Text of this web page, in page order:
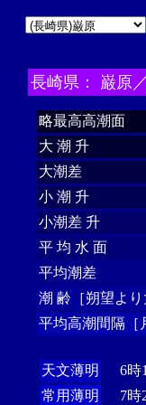
長崎県： 巌原
略最高高潮面
大 潮 升
大潮差
小 潮 升
小潮差 升
平 均 水 面
平均潮差
潮 齢［朔望より
平均高潮間隔［
天文薄明
6時
常用薄明
7時